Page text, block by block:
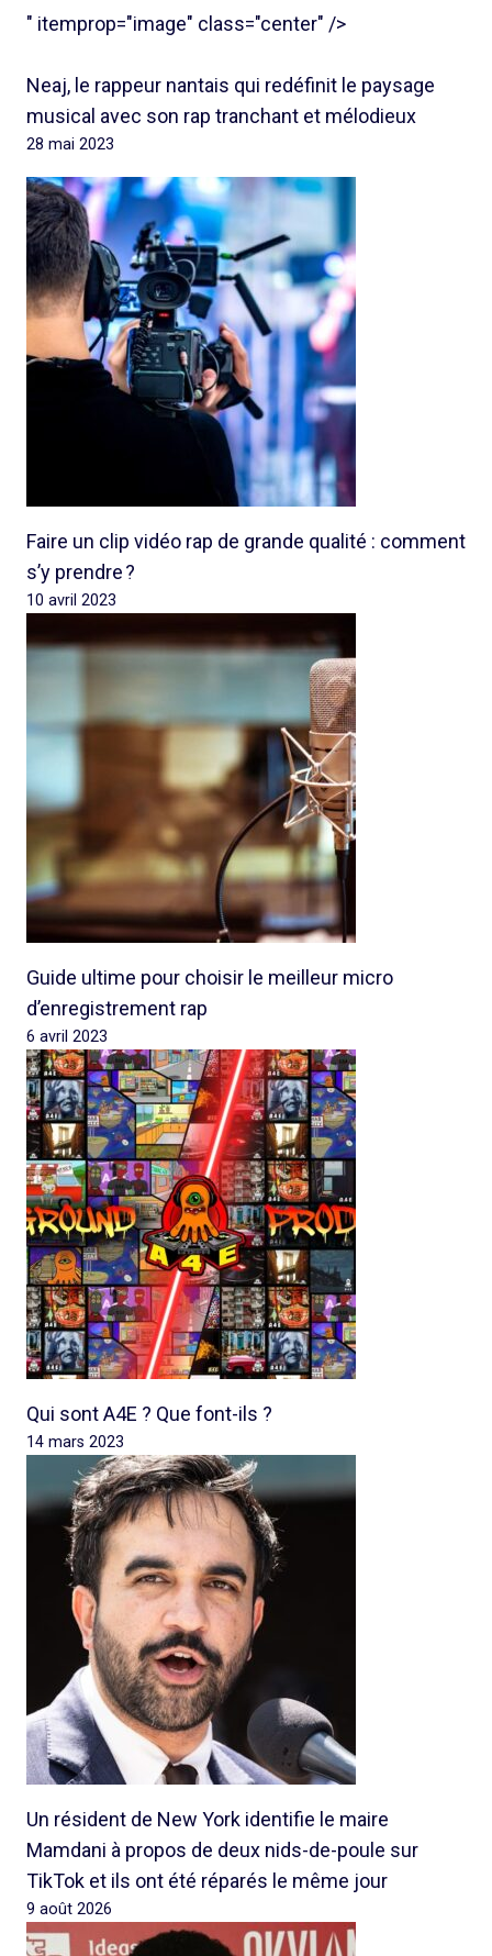
" itemprop="image" class="center" />
Neaj, le rappeur nantais qui redéfinit le paysage
musical avec son rap tranchant et mélodieux
28 mai 2023
Faire un clip vidéo rap de grande qualité : comment
s’y prendre ?
10 avril 2023
Guide ultime pour choisir le meilleur micro
d’enregistrement rap
6 avril 2023
Qui sont A4E ? Que font-ils ?
14 mars 2023
Un résident de New York identifie le maire
Mamdani à propos de deux nids-de-poule sur
TikTok et ils ont été réparés le même jour
9 août 2026